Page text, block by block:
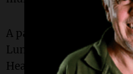
A partir de 2017, se
Lunes Azul, una
Health, como parte de